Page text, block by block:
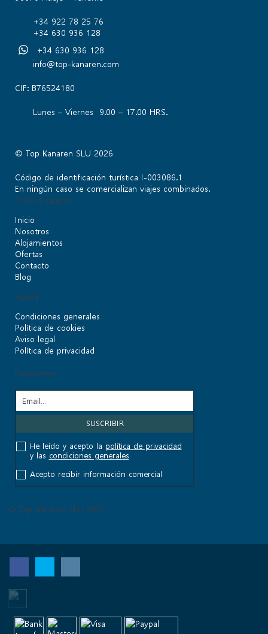
+34 922 78 25 76
+34 630 936 128
+34 630 936 128
info@top-kanaren.com
CIF: B76524180
Lunes – Viernes 9.00 – 17.00 HRS.
© Top Kanaren SLU 2026
Código de identificación turística I-003086.1
En ningún caso se comercializan viajes combinados.
Enlaces rápidos
Inicio
Nosotros
Alojamientos
Ofertas
Contacto
Blog
Ayuda
Condiciones generales
Política de cookies
Aviso legal
Política de privacidad
Newsletter
He leído y acepto la política de privacidad
y las condiciones generales
Acepto recibir información comercial
© Top Kanaren SLU 2026